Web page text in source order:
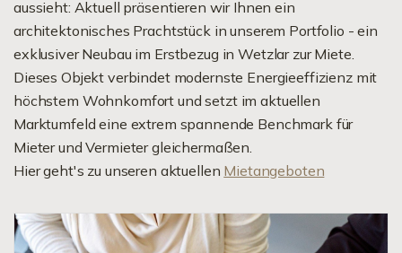
aussieht: Aktuell präsentieren wir Ihnen ein
architektonisches Prachtstück in unserem Portfolio - ein
exklusiver Neubau im Erstbezug in Wetzlar zur Miete.
Dieses Objekt verbindet modernste Energieeffizienz mit
höchstem Wohnkomfort und setzt im aktuellen
Marktumfeld eine extrem spannende Benchmark für
Mieter und Vermieter gleichermaßen.
Hier geht's zu unseren aktuellen Mietangeboten